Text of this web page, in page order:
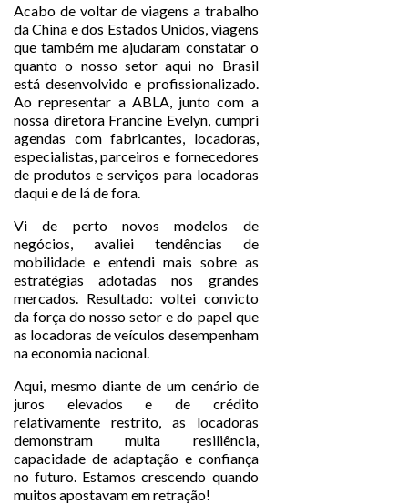
Acabo de voltar de viagens a trabalho
da China e dos Estados Unidos, viagens
que também me ajudaram constatar o
quanto o nosso setor aqui no Brasil
está desenvolvido e profissionalizado.
Ao representar a ABLA, junto com a
nossa diretora Francine Evelyn, cumpri
agendas com fabricantes, locadoras,
especialistas, parceiros e fornecedores
de produtos e serviços para locadoras
daqui e de lá de fora.
Vi de perto novos modelos de
negócios, avaliei tendências de
mobilidade e entendi mais sobre as
estratégias adotadas nos grandes
mercados. Resultado: voltei convicto
da força do nosso setor e do papel que
as locadoras de veículos desempenham
na economia nacional.
Aqui, mesmo diante de um cenário de
juros elevados e de crédito
relativamente restrito, as locadoras
demonstram muita resiliência,
capacidade de adaptação e confiança
no futuro. Estamos crescendo quando
muitos apostavam em retração!